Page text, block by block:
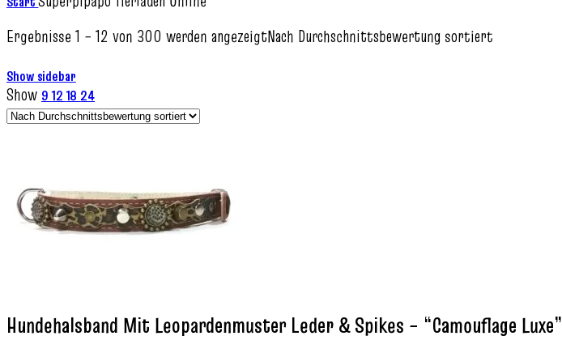
Ergebnisse 1 – 12 von 300 werden angezeigtNach Durchschnittsbewertung sortiert
Show sidebar
Show 91218 24
Hundehalsband Mit Leopardenmuster Leder & Spikes – “Camouflage Luxe”